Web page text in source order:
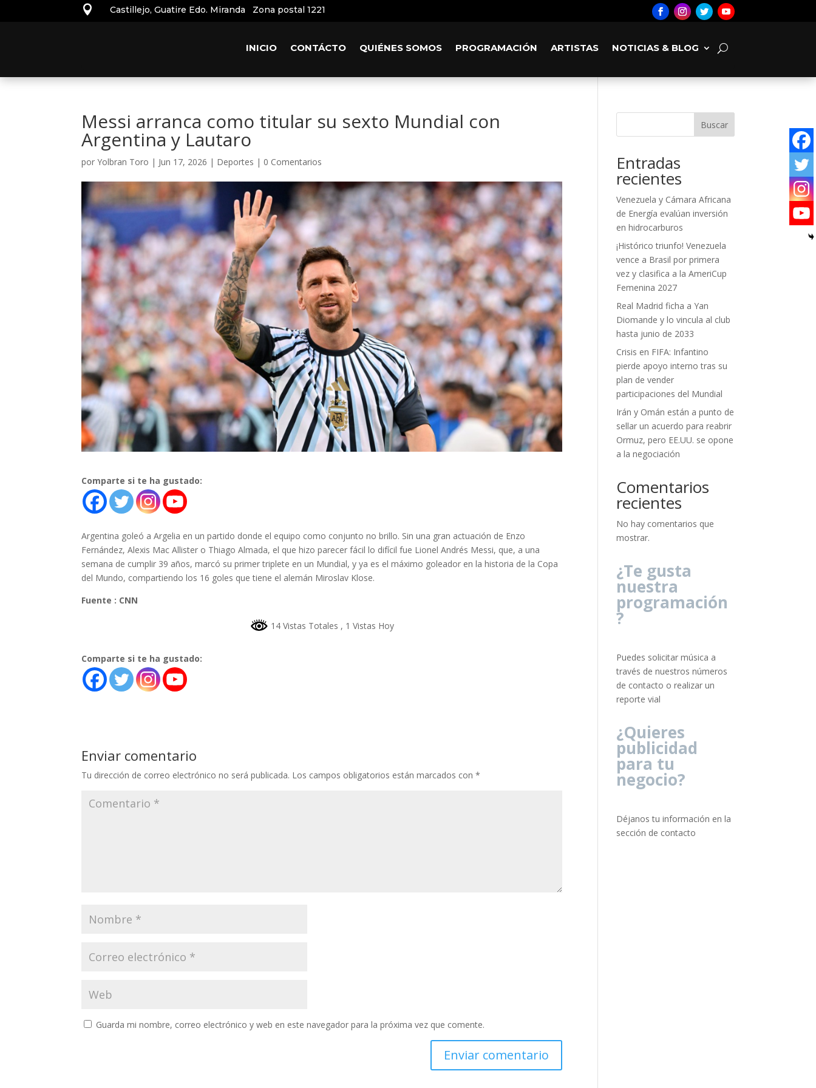
 Castillejo, Guatire Edo. Miranda Zona postal 1221
INICIO CONTÁCTO QUIÉNES SOMOS PROGRAMACIÓN ARTISTAS NOTICIAS & BLOG
Messi arranca como titular su sexto Mundial con
Argentina y Lautaro
porYolbran Toro | Jun 17, 2026 | Deportes | 0 Comentarios
Comparte si te ha gustado:
Argentina goleó a Argelia en un partido donde el equipo como conjunto no brillo. Sin una gran actuación de Enzo
Fernández, Alexis Mac Allister o Thiago Almada, el que hizo parecer fácil lo difícil fue Lionel Andrés Messi, que, a una
semana de cumplir 39 años, marcó su primer triplete en un Mundial, y ya es el máximo goleador en la historia de la Copa
del Mundo, compartiendo los 16 goles que tiene el alemán Miroslav Klose.
Fuente : CNN
14 Vistas Totales , 1 Vistas Hoy
Comparte si te ha gustado:
Enviar comentario
Tu dirección de correo electrónico no será publicada. Los campos obligatorios están marcados con*
Guarda mi nombre, correo electrónico y web en este navegador para la próxima vez que comente.
Buscar
Entradas
recientes
Venezuela y Cámara Africana
de Energía evalúan inversión
en hidrocarburos
¡Histórico triunfo! Venezuela
vence a Brasil por primera
vez y clasifica a la AmeriCup
Femenina 2027
Real Madrid ficha a Yan
Diomande y lo vincula al club
hasta junio de 2033
Crisis en FIFA: Infantino
pierde apoyo interno tras su
plan de vender
participaciones del Mundial
Irán y Omán están a punto de
sellar un acuerdo para reabrir
Ormuz, pero EE.UU. se opone
a la negociación
Comentarios
recientes
No hay comentarios que
mostrar.
¿Te gusta
nuestra
programación
?
Puedes solicitar música a
través de nuestros números
de contacto o realizar un
reporte vial
¿Quieres
publicidad
para tu
negocio?
Déjanos tu información en la
sección de contacto